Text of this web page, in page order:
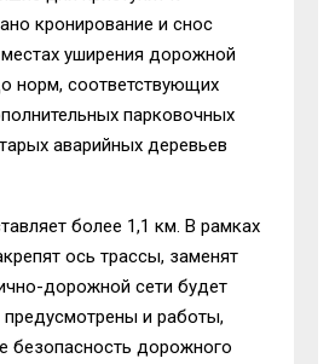
кронирование и снос
уширения дорожной
норм, соответствующих
парковочных
аварийных деревьев
более 1,1 км. В рамках
ось трассы, заменят
дорожной сети будет
и работы,
дорожного